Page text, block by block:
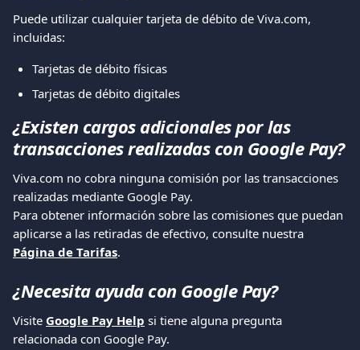
Puede utilizar cualquier tarjeta de débito de Viva.com,
incluidas:
Tarjetas de débito físicas
Tarjetas de débito digitales
¿Existen cargos adicionales por las
transacciones realizadas con Google Pay?
Viva.com no cobra ninguna comisión por las transacciones
realizadas mediante Google Pay.
Para obtener información sobre las comisiones que puedan
aplicarse a las retiradas de efectivo, consulte nuestra
Página de Tarifas.
¿Necesita ayuda con Google Pay?
Visite Google Pay Help si tiene alguna pregunta
relacionada con Google Pay.